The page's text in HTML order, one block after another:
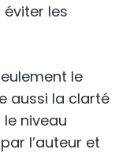
les
le
aussi la clarté
niveau
l’auteur et